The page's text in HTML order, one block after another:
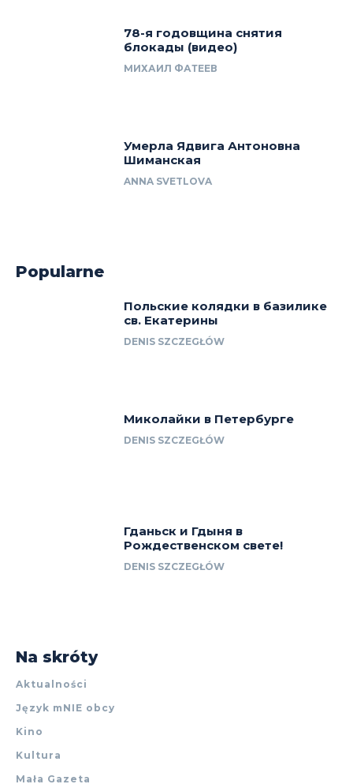
78-я годовщина снятия
блокады (видео)
МИХАИЛ ФАТЕЕВ
Умерла Ядвига Антоновна
Шиманская
ANNA SVETLOVA
Popularne
Польские колядки в базилике
св. Екатерины
DENIS SZCZEGŁÓW
Миколайки в Петербурге
DENIS SZCZEGŁÓW
Гданьск и Гдыня в
Рождественском свете!
DENIS SZCZEGŁÓW
Na skróty
Aktualności
Język mNIE obcy
Kino
Kultura
Mała Gazeta